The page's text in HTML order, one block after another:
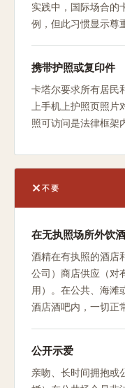
实践中，国际场合的
例，但此习惯显示尊
携带护照或复印件
卡塔尔要求所有居民
上手机上护照页照片
照可访问是法律框架
不要
在无执照场所外饮酒
酒精在有执照的酒店
公司）商店供应（对
用）。在公共、海滩
酒店酒吧内，一切正
公开示爱
亲吻、长时间拥抱或